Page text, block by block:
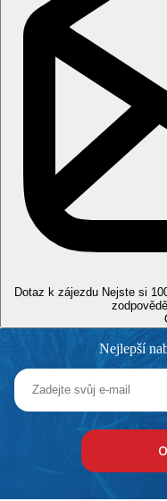
Dotaz k zájezdu Nejste si
Nejlepší